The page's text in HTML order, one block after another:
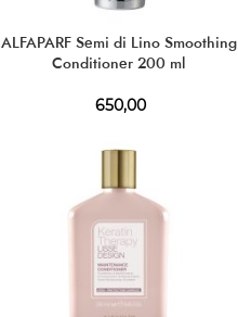
ALFAPARF Semi di Lino Smoothing
Conditioner 200 ml
650,00